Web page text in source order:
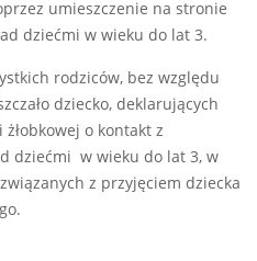
umieszczenie na stronie
dziećmi w wieku do lat 3.
rodziców, bez względu
dziecko, deklarujących
o kontakt z
dziećmi w wieku do lat 3, w
z przyjęciem dziecka